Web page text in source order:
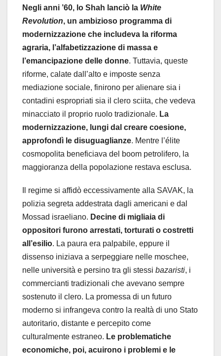
Negli anni ’60, lo Shah lanciò la White
Revolution, un ambizioso programma di
modernizzazione che includeva la riforma
agraria, l’alfabetizzazione di massa e
l’emancipazione delle donne. Tuttavia, queste
riforme, calate dall’alto e imposte senza
mediazione sociale, finirono per alienare sia i
contadini espropriati sia il clero sciita, che vedeva
minacciato il proprio ruolo tradizionale. La
modernizzazione, lungi dal creare coesione,
approfondì le disuguaglianze. Mentre l’élite
cosmopolita beneficiava del boom petrolifero, la
maggioranza della popolazione restava esclusa.
Il regime si affidò eccessivamente alla SAVAK, la
polizia segreta addestrata dagli americani e dal
Mossad israeliano. Decine di migliaia di
oppositori furono arrestati, torturati o costretti
all’esilio. La paura era palpabile, eppure il
dissenso iniziava a serpeggiare nelle moschee,
nelle università e persino tra gli stessi bazaristi, i
commercianti tradizionali che avevano sempre
sostenuto il clero. La promessa di un futuro
moderno si infrangeva contro la realtà di uno Stato
autoritario, distante e percepito come
culturalmente estraneo. Le problematiche
economiche, poi, acuirono i problemi e le